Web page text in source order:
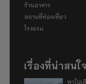
ร้านอาหาร
สถานที่ท่องเที่ยว
โรงแรม
เรื่องที่น่าสนใจ
พาไปเ